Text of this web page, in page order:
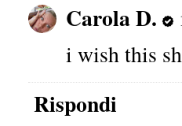
Carola D.
i wish this
Rispondi